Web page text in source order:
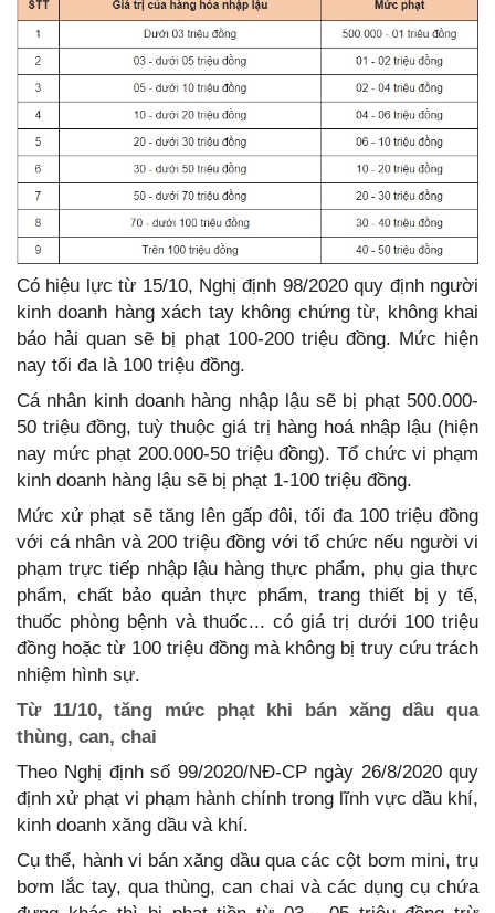
Có hiệu lực từ 15/10, Nghị định 98/2020 quy định người
kinh doanh hàng xách tay không chứng từ, không khai
báo hải quan sẽ bị phạt 100-200 triệu đồng. Mức hiện
nay tối đa là 100 triệu đồng.
Cá nhân kinh doanh hàng nhập lậu sẽ bị phạt 500.000-
50 triệu đồng, tuỳ thuộc giá trị hàng hoá nhập lậu (hiện
nay mức phạt 200.000-50 triệu đồng). Tổ chức vi phạm
kinh doanh hàng lậu sẽ bị phạt 1-100 triệu đồng.
Mức xử phạt sẽ tăng lên gấp đôi, tối đa 100 triệu đồng
với cá nhân và 200 triệu đồng với tổ chức nếu người vi
phạm trực tiếp nhập lậu hàng thực phẩm, phụ gia thực
phẩm, chất bảo quản thực phẩm, trang thiết bị y tế,
thuốc phòng bệnh và thuốc... có giá trị dưới 100 triệu
đồng hoặc từ 100 triệu đồng mà không bị truy cứu trách
nhiệm hình sự.
Từ 11/10, tăng mức phạt khi bán xăng dầu qua
thùng, can, chai
Theo Nghị định số 99/2020/NĐ-CP ngày 26/8/2020 quy
định xử phạt vi phạm hành chính trong lĩnh vực dầu khí,
kinh doanh xăng dầu và khí.
Cụ thể, hành vi bán xăng dầu qua các cột bơm mini, trụ
bơm lắc tay, qua thùng, can chai và các dụng cụ chứa